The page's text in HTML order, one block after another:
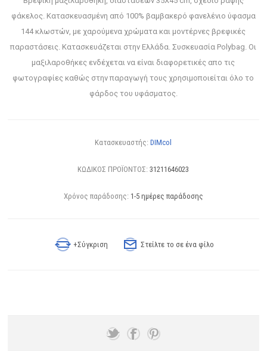
φάκελος. Κατασκευασμένη από 100% βαμβακερό φανελένιο ύφασμα
144 κλωστών, με χαρούμενα χρώματα και μοντέρνες βρεφικές
παραστάσεις. Κατασκευάζεται στην Ελλάδα. Συσκευασία Polybag. Οι
μαξιλαροθήκες ενδέχεται να είναι διαφορετικές απο τις
φωτογραφίες καθώς στην παραγωγή τους χρησιμοποιείται όλο το
φάρδος του υφάσματος.
Κατασκευαστής: DIMcol
ΚΩΔΙΚΟΣ ΠΡΟΪΟΝΤΟΣ: 31211646023
Χρόνος παράδοσης: 1-5 ημέρες παράδοσης
+Σύγκριση Στείλτε το σε ένα φίλο